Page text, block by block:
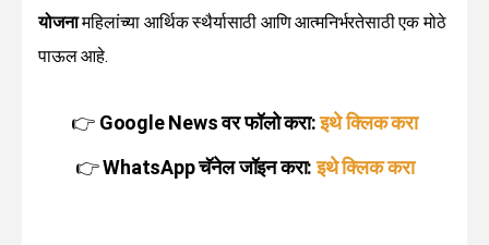
योजनामहिलांच्या आर्थिक स्थैर्यासाठी आणि आत्मनिर्भरतेसाठी एक मोठे
पाऊल आहे.
👉 Google News वर फॉलो करा: इथे क्लिक करा
👉WhatsApp चॅनेल जॉइन करा: इथे क्लिक करा